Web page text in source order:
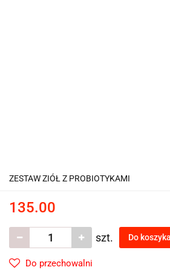
ZESTAW ZIÓŁ Z PROBIOTYKAMI
135.00
szt. Do koszyka
Do przechowalni